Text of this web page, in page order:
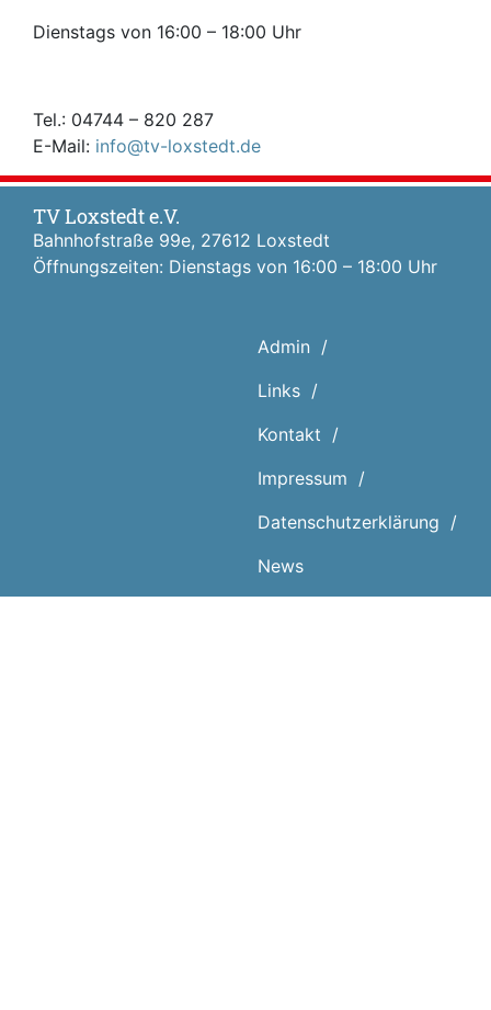
Dienstags von 16:00 – 18:00 Uhr
Tel.: 04744 – 820 287
E-Mail: info@tv-loxstedt.de
TV Loxstedt e.V.
Bahnhofstraße 99e, 27612 Loxstedt
Öffnungszeiten: Dienstags von 16:00 – 18:00 Uhr
Admin
Links
Kontakt
Impressum
Datenschutz­erklärung
News